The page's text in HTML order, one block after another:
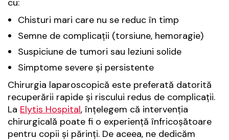
cu:
Chisturi mari care nu se reduc în timp
Semne de complicații (torsiune, hemoragie)
Suspiciune de tumori sau leziuni solide
Simptome severe și persistente
Chirurgia laparoscopică este preferată datorită
recuperării rapide și riscului redus de complicații.
La Elytis Hospital, înțelegem că intervenția
chirurgicală poate fi o experiență înfricoșătoare
pentru copii și părinți. De aceea, ne dedicăm